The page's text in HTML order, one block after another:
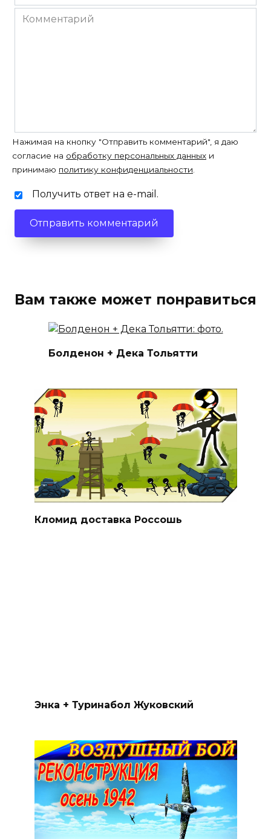
*
Комментарий
Нажимая на кнопку "Отправить комментарий", я даю
согласие на обработку персональных данных и
принимаю политику конфиденциальности.
Получить ответ на e-mail.
Вам также может понравиться
Болденон + Дека Тольятти
Кломид доставка Россошь
Энка + Туринабол Жуковский